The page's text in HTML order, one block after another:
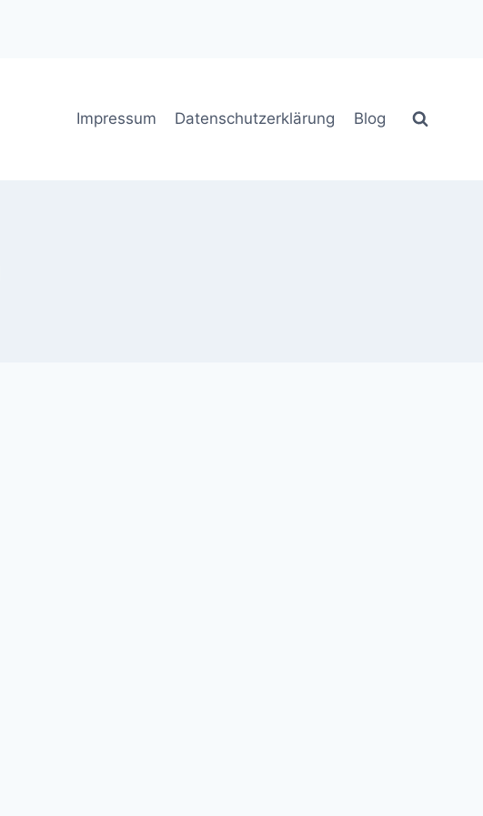
Impressum Datenschutzerklärung Blog